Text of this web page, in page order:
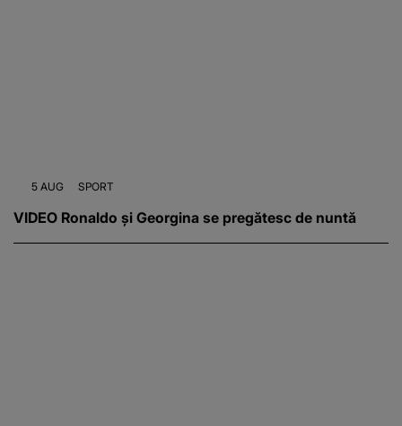
5 AUG SPORT
VIDEO Ronaldo și Georgina se pregătesc de nuntă